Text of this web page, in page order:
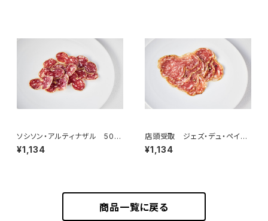
ソシソン・アルティナザル 50g
＜メゾン・ラボリー＞(フランス・
オーヴェルニュ)
¥1,134
店頭受取 ジェズ・デュ・ペイ・
バスク 50g ＜ピエール・オテ
イザ＞(フランス・バスク)
¥1,134
商品一覧に戻る